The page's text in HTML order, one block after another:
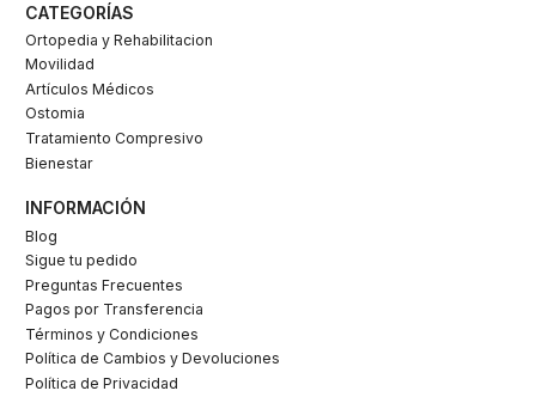
CATEGORÍAS
Ortopedia y Rehabilitacion
Movilidad
Artículos Médicos
Ostomia
Tratamiento Compresivo
Bienestar
INFORMACIÓN
Blog
Sigue tu pedido
Preguntas Frecuentes
Pagos por Transferencia
Términos y Condiciones
Política de Cambios y Devoluciones
Política de Privacidad